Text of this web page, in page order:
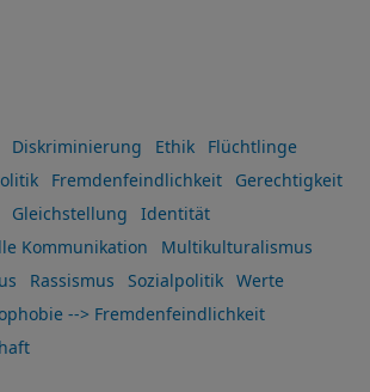
Diskriminierung Ethik
Flüchtlinge
Fremdenfeindlichkeit
Gerechtigkeit
Gleichstellung
Identität
Kommunikation
Multikulturalismus
Rassismus Sozialpolitik
Werte
--> Fremdenfeindlichkeit